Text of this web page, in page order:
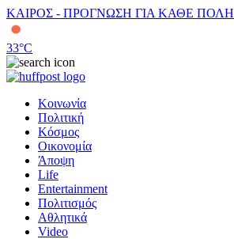
ΚΑΙΡΟΣ - ΠΡΟΓΝΩΣΗ ΓΙΑ ΚΑΘΕ ΠΟΛΗ
33°C
Κοινωνία
Πολιτική
Κόσμος
Οικονομία
Άποψη
Life
Entertainment
Πολιτισμός
Αθλητικά
Video